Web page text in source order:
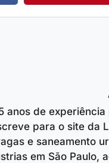
anos de
para o site da
e saneamento
em São Paulo,